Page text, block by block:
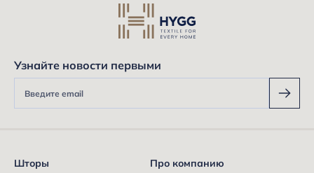
Узнайте новости первыми
Шторы Про компанию